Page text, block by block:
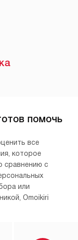
помочь
все
которое
сравнению с
или
Omoikiri